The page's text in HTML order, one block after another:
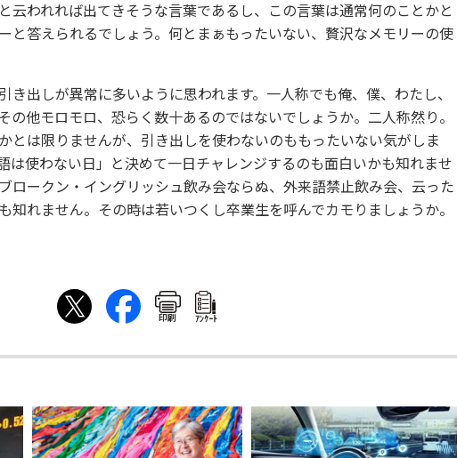
云われれば出てきそうな言葉であるし、この言葉は通常何のことかと
と答えられるでしょう。何とまぁもったいない、贅沢なメモリーの使
き出しが異常に多いように思われます。一人称でも俺、僕、わたし、
の他モロモロ、恐らく数十あるのではないでしょうか。二人称然り。
とは限りませんが、引き出しを使わないのももったいない気がしま
は使わない日」と決めて一日チャレンジするのも面白いかも知れませ
ロークン・イングリッシュ飲み会ならぬ、外来語禁止飲み会、云った
知れません。その時は若いつくし卒業生を呼んでカモりましょうか。
印刷 ｱﾝｹｰﾄ